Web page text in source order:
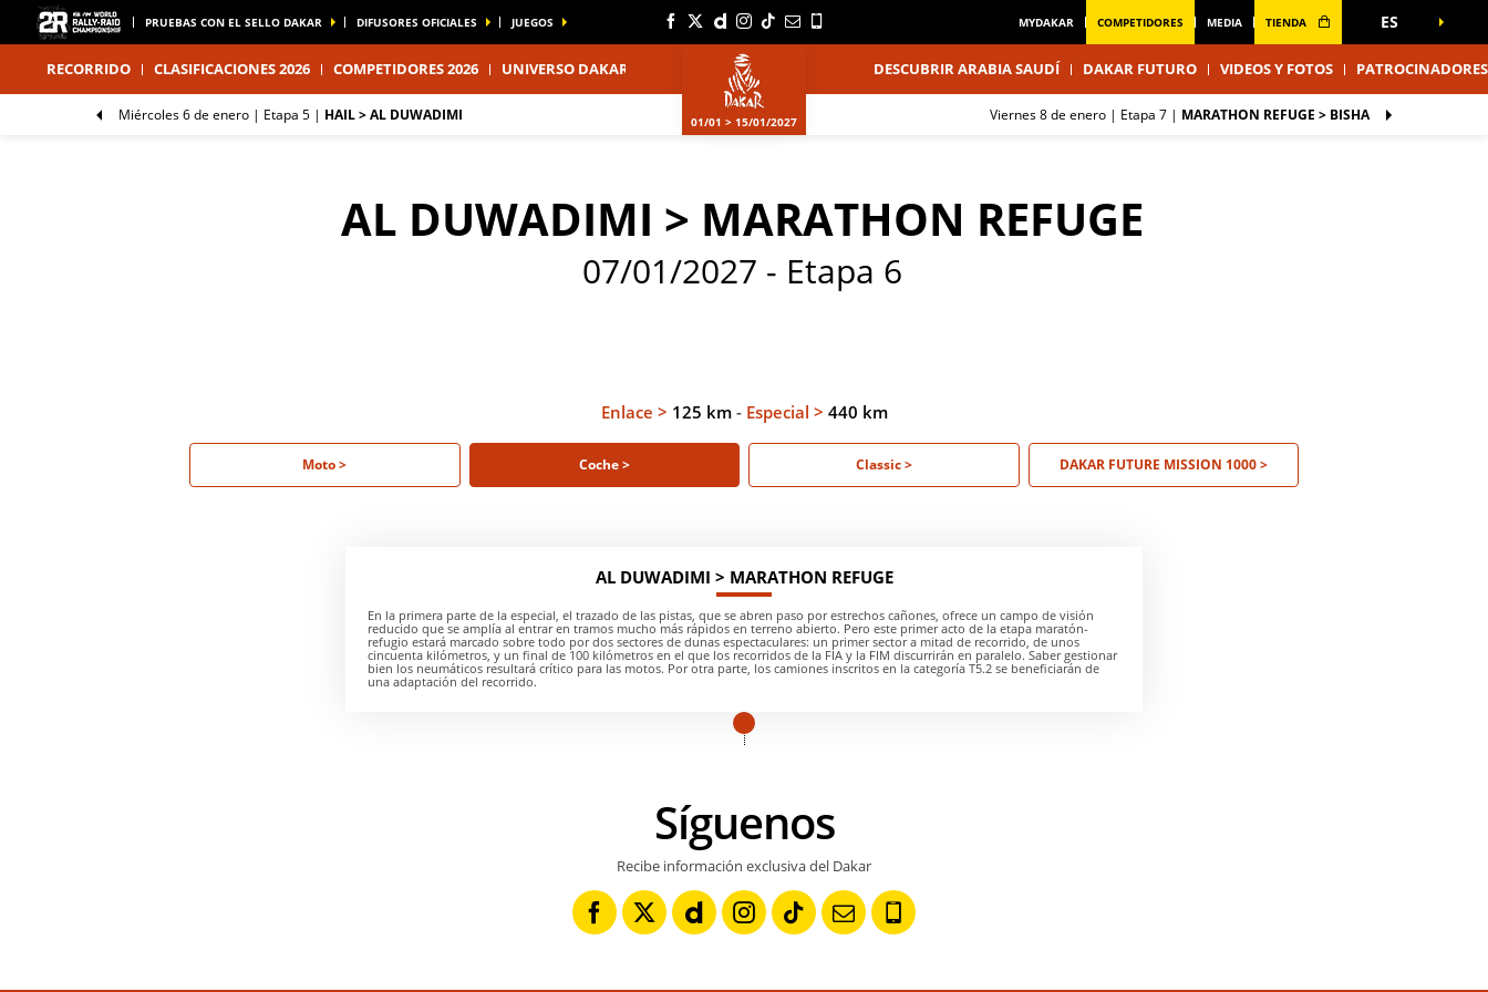
PRUEBAS CON EL SELLO DAKAR DIFUSORES OFICIALES JUEGOS MYDAKAR COMPETIDORES MEDIA TIENDA ES
RECORRIDO CLASIFICACIONES 2026 COMPETIDORES 2026 UNIVERSO DAKAR
01/01 > 15/01/2027
DESCUBRIR ARABIA SAUDÍ DAKAR FUTURO VIDEOS Y FOTOS PATROCINADORES
miércoles 6 de enero | Etapa 5 | HAIL > AL DUWADIMI viernes 8 de enero | Etapa 7 | MARATHON REFUGE > BISHA
AL DUWADIMI > MARATHON REFUGE
07/01/2027 - Etapa 6
Enlace > 125 km- Especial > 440 km
Moto > Coche > Classic > DAKAR FUTURE MISSION 1000 >
AL DUWADIMI > MARATHON REFUGE
En la primera parte de la especial, el trazado de las pistas, que se abren paso por estrechos cañones, ofrece un campo de visión
reducido que se amplía al entrar en tramos mucho más rápidos en terreno abierto. Pero este primer acto de la etapa maratón-
refugio estará marcado sobre todo por dos sectores de dunas espectaculares: un primer sector a mitad de recorrido, de unos
cincuenta kilómetros, y un final de 100 kilómetros en el que los recorridos de la FIA y la FIM discurrirán en paralelo. Saber gestionar
bien los neumáticos resultará crítico para las motos. Por otra parte, los camiones inscritos en la categoría T5.2 se beneficiarán de
una adaptación del recorrido.
Síguenos
Recibe información exclusiva del Dakar